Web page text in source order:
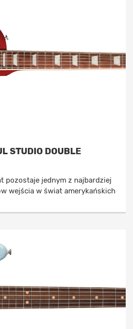
STUDIO DOUBLE
pozostaje jednym z najbardziej
wejścia w świat amerykańskich